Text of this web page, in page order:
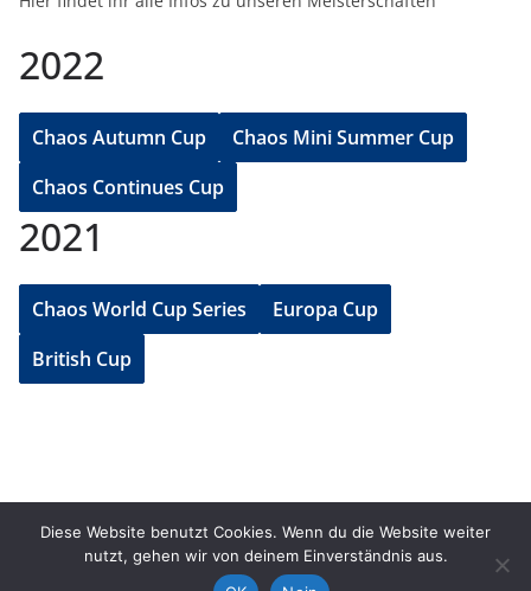
2022
Chaos Autumn Cup
Chaos Mini Summer Cup
Chaos Continues Cup
2021
Chaos World Cup Series
Europa Cup
British Cup
Twitch Twitter InstagramYouTube
Copyright © 2026Chaoslemminge . Alle Rechte vorbehalten.
Diese Website benutzt Cookies. Wenn du die Website weiter
nutzt, gehen wir von deinem Einverständnis aus.